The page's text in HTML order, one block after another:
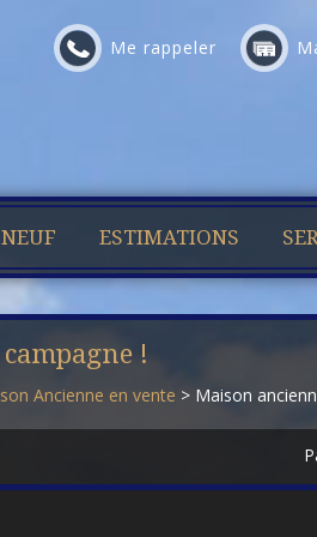
Me rappeler
NEUF ESTIMATIONS
!
Ancienne en vente > Maison